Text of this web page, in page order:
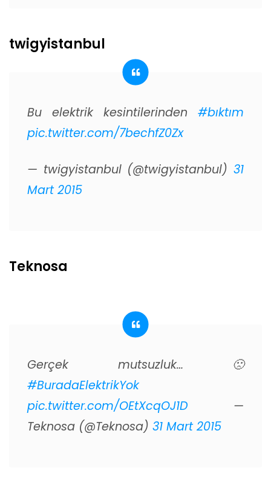
twigyistanbul
Bu elektrik kesintilerinden #bıktım
pic.twitter.com/7bechfZ0Zx
— twigyistanbul (@twigyistanbul) 31
Mart 2015
Teknosa
Gerçek mutsuzluk… 🙁
#BuradaElektrikYok
pic.twitter.com/OEtXcqOJ1D —
Teknosa (@Teknosa) 31 Mart 2015